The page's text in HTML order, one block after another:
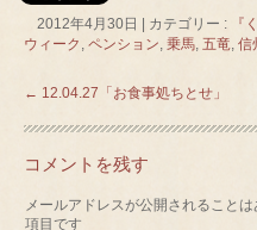
2012年4月30日 カテゴリー : 『
ウィーク , ペンション, 乗馬, 五竜, 信
← 12.04.27「お食事処ちとせ」
コメントを残す
メールアドレスが公開されることは
項目です